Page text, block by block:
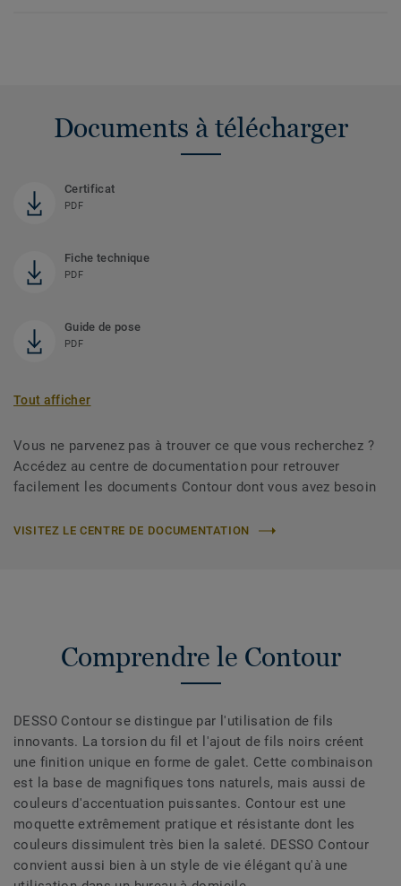
Documents à télécharger
Certificat
PDF
Fiche technique
PDF
Guide de pose
PDF
Tout afficher
Vous ne parvenez pas à trouver ce que vous recherchez ?
Accédez au centre de documentation pour retrouver
facilement les documents Contour dont vous avez besoin
VISITEZ LE CENTRE DE DOCUMENTATION
Comprendre le Contour
DESSO Contour se distingue par l'utilisation de fils
innovants. La torsion du fil et l'ajout de fils noirs créent
une finition unique en forme de galet. Cette combinaison
est la base de magnifiques tons naturels, mais aussi de
couleurs d'accentuation puissantes. Contour est une
moquette extrêmement pratique et résistante dont les
couleurs dissimulent très bien la saleté. DESSO Contour
convient aussi bien à un style de vie élégant qu'à une